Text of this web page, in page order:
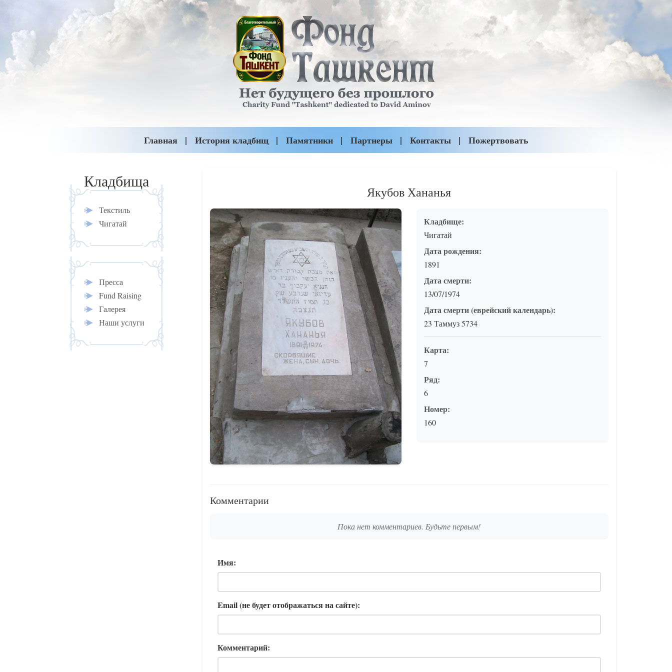
Главная История кладбищ Памятники Партнеры Контакты Пожертвовать
Кладбища
Текстиль
Чигатай
Пресса
Fund Raising
Галерея
Наши услуги
Якубов Хананья
Кладбище:
Чигатай
Дата рождения:
1891
Дата смерти:
13/07/1974
Дата смерти (еврейский календарь):
23 Таммуз 5734
Карта:
7
Ряд:
6
Номер:
160
Комментарии
Пока нет комментариев. Будьте первым!
Имя:
Email (не будет отображаться на сайте):
Комментарий: